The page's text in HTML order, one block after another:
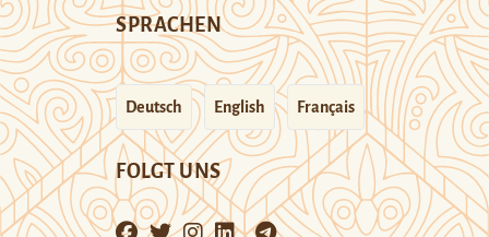
SPRACHEN
Deutsch English Français
FOLGT UNS